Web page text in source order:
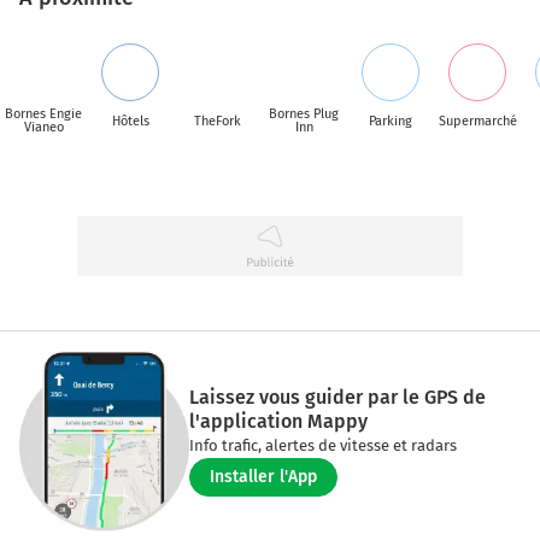
Bornes Engie
Vianeo
Hôtels TheFork
Bornes Plug
Inn
Parking Supermarché
Laissez vous guider par le GPS de
l'application Mappy
Info trafic, alertes de vitesse et radars
Installer l'App